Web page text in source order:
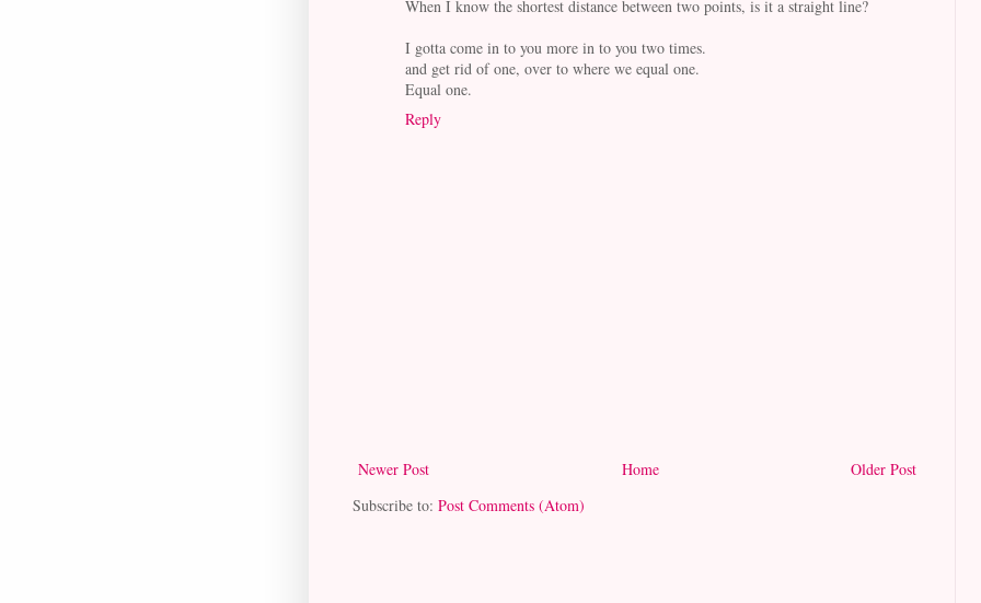
When I know the shortest distance between two points, is it a straight line?
I gotta come in to you more in to you two times.
and get rid of one, over to where we equal one.
Equal one.
Reply
Newer Post Older Post
Home
Subscribe to: Post Comments (Atom)